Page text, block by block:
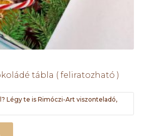
tábla ( feliratozható )
Légy te is Rimóczi-Art viszonteladó,